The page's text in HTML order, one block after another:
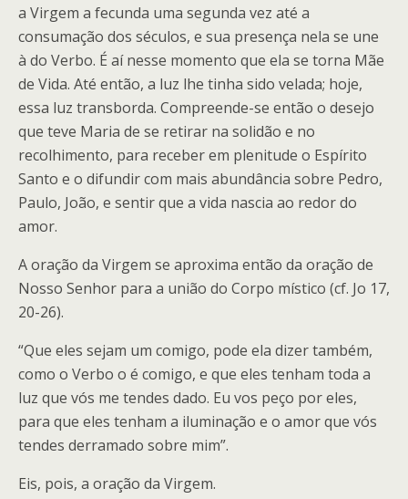
a Virgem a fecunda uma segunda vez até a
consumação dos séculos, e sua presença nela se une
à do Verbo. É aí nesse momento que ela se torna Mãe
de Vida. Até então, a luz lhe tinha sido velada; hoje,
essa luz transborda. Compreende-se então o desejo
que teve Maria de se retirar na solidão e no
recolhimento, para receber em plenitude o Espírito
Santo e o difundir com mais abundância sobre Pedro,
Paulo, João, e sentir que a vida nascia ao redor do
amor.
A oração da Virgem se aproxima então da oração de
Nosso Senhor para a união do Corpo místico (cf. Jo 17,
20-26).
“Que eles sejam um comigo, pode ela dizer também,
como o Verbo o é comigo, e que eles tenham toda a
luz que vós me tendes dado. Eu vos peço por eles,
para que eles tenham a iluminação e o amor que vós
tendes derramado sobre mim”.
Eis, pois, a oração da Virgem.